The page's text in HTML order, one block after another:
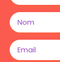
Nom
Email